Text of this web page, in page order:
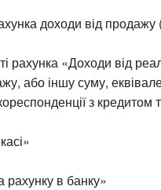
доходи від продажу
рахунка «Доходи від
або іншу суму,
з кредитом
рахунку в банку»